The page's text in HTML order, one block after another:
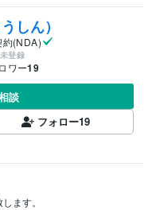
しん）
約(NDA)
未登録
ワー19
談
フォロー19
ます。